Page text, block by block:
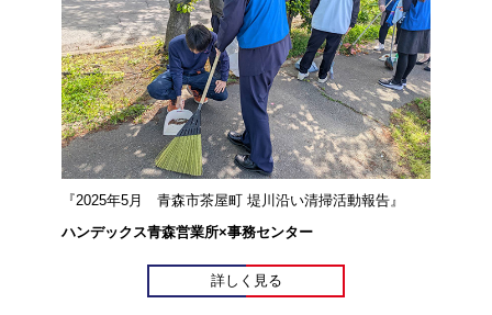
『2025年5月 青森市茶屋町 堤川沿い清掃活動報告』
ハンデックス青森営業所×事務センター
詳しく見る